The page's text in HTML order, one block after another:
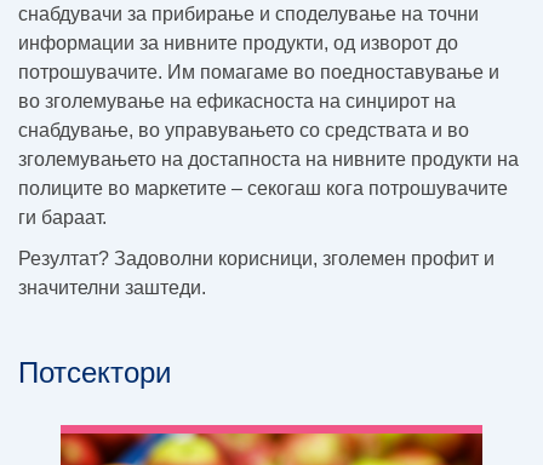
снабдувачи за прибирање и споделување на точни
информации за нивните продукти, од изворот до
потрошувачите. Им помагаме во поедноставување и
во зголемување на ефикасноста на синџирот на
снабдување, во управувањето со средствата и во
зголемувањето на достапноста на нивните продукти на
полиците во маркетите – секогаш кога потрошувачите
ги бараат.
Резултат? Задоволни корисници, зголемен профит и
значителни заштеди.
Потсектори